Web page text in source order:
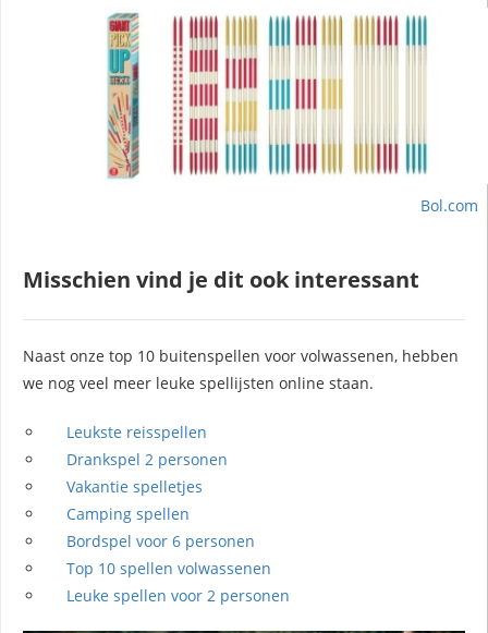
Bol.com
Misschien vind je dit ook interessant
Naast onze top 10 buitenspellen voor volwassenen, hebben
we nog veel meer leuke spellijsten online staan.
Leukste reisspellen
Drankspel 2 personen
Vakantie spelletjes
Camping spellen
Bordspel voor 6 personen
Top 10 spellen volwassenen
Leuke spellen voor 2 personen